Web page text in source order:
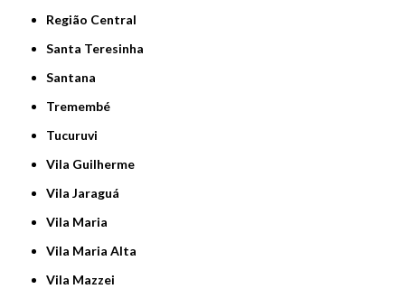
Região Central
Santa Teresinha
Santana
Tremembé
Tucuruvi
Vila Guilherme
Vila Jaraguá
Vila Maria
Vila Maria Alta
Vila Mazzei